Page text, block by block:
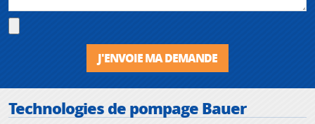
J'ENVOIE MA DEMANDE
Technologies de pompage Bauer